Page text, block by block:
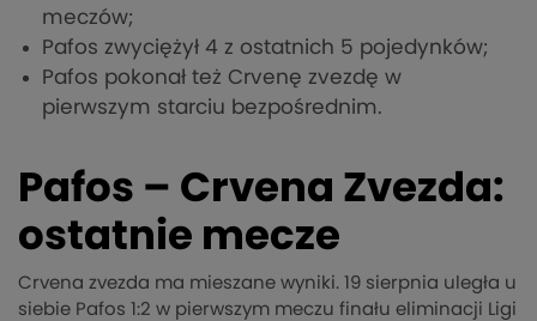
meczów;
Pafos zwyciężył 4 z ostatnich 5 pojedynków;
Pafos pokonał też Crvenę zvezdę w
pierwszym starciu bezpośrednim.
Pafos – Crvena Zvezda:
ostatnie mecze
Crvena zvezda ma mieszane wyniki. 19 sierpnia uległa u
siebie Pafos 1:2 w pierwszym meczu finału eliminacji Ligi